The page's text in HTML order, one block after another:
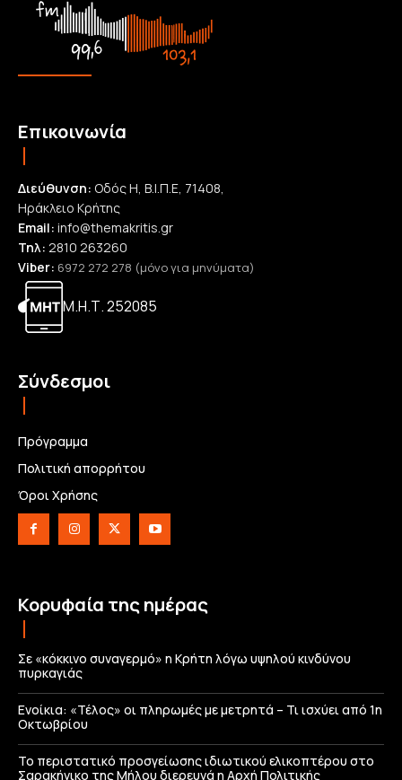
Επικοινωνία
Διεύθυνση: Οδός Η, Β.Ι.Π.Ε, 71408,
Ηράκλειο Κρήτης
Email: info@themakritis.gr
Τηλ: 2810 263260
Viber: 6972 272 278 (μόνο για μηνύματα)
Μ.Η.Τ. 252085
Σύνδεσμοι
Πρόγραμμα
Πολιτική απορρήτου
Όροι Χρήσης
Κορυφαία της ημέρας
Σε «κόκκινο συναγερμό» η Κρήτη λόγω υψηλού κινδύνου
πυρκαγιάς
Ενοίκια: «Τέλος» οι πληρωμές με μετρητά – Τι ισχύει από 1η
Οκτωβρίου
Το περιστατικό προσγείωσης ιδιωτικού ελικοπτέρου στο
Σαρακήνικο της Μήλου διερευνά η Αρχή Πολιτικής